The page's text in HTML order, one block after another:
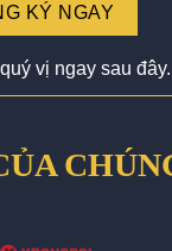
KÝ NGAY
vị ngay sau